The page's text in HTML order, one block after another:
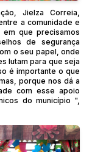
Jielza Correia,
a comunidade e
em que precisamos
de segurança
o seu papel, onde
lutam para que seja
é importante o que
porque nos dá a
com esse apoio
do município ",